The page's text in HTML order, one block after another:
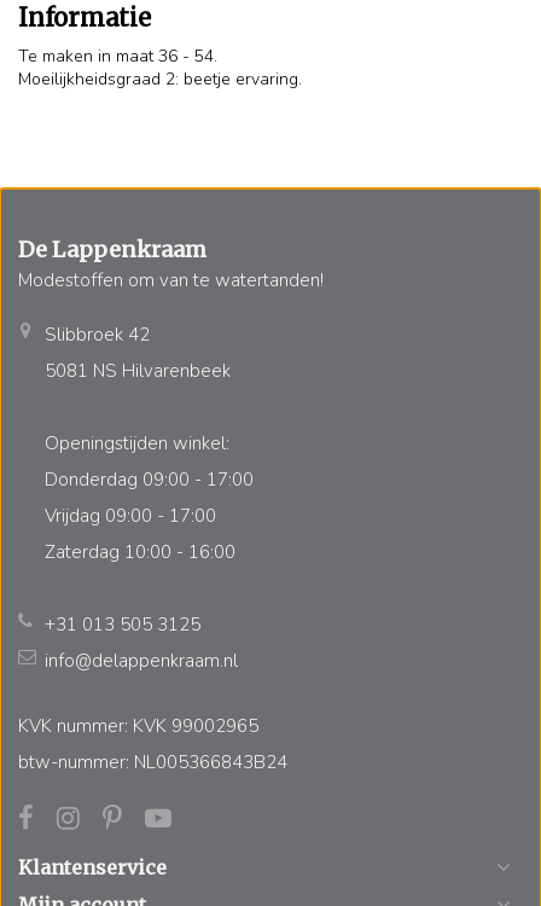
Informatie
Te maken in maat 36 - 54.
Moeilijkheidsgraad 2: beetje ervaring.
De Lappenkraam
Modestoffen om van te watertanden!
Slibbroek 42
5081 NS Hilvarenbeek
Openingstijden winkel:
Donderdag 09:00 - 17:00
Vrijdag 09:00 - 17:00
Zaterdag 10:00 - 16:00
+31 013 505 3125
info@delappenkraam.nl
KVK nummer: KVK 99002965
btw-nummer: NL005366843B24
Klantenservice